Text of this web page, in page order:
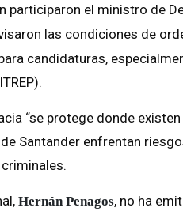
participaron el ministro de
las condiciones de
candidaturas,
“se protege donde
Santander enfrentan
Hernán Penagos, no ha